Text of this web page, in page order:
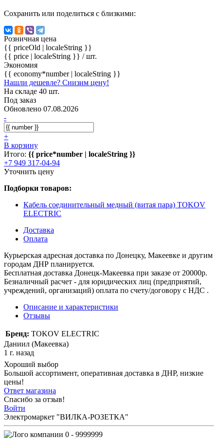
Сохранить или поделиться с близкими:
Розничная цена
{{ priceOld | localeString }}
{{ price | localeString }} / шт.
Экономия
{{ economy*number | localeString }}
Нашли дешевле? Снизим цену!
На складе 40 шт.
Под заказ
Обновлено 07.08.2026
-
+
В корзину
Итого: {{ price*number | localeString }}
+7 949 317-04-94
Уточнить цену
Подборки товаров:
Кабель соединительный медный (витая пара) TOKOV
ELECTRIC
Доставка
Оплата
Курьерская адресная доставка по Донецку, Макеевке и другим
городам ДНР планируется.
Бесплатная доставка Донецк-Макеевка при заказе от 20000р.
Безналичный расчет - для юридических лиц (предприятий,
учреждений, организаций) оплата по счету/договору с НДС .
Описание и характеристики
Отзывы
Бренд: TOKOV ELECTRIC
Даниил (Макеевка)
1 г. назад
Хороший выбор
Большой ассортимент, оперативная доставка в ДНР, низкие
цены!
Ответ магазина
Спасибо за отзыв!
Войти
Электромаркет "ВИЛКА-РОЗЕТКА"
0 - 9999999